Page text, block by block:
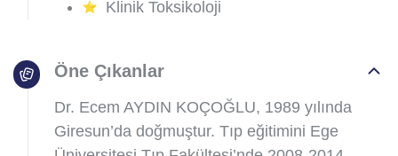
Klinik Toksikoloji
Öne Çıkanlar
Dr. Ecem AYDIN KOÇOĞLU, 1989 yılında
Giresun’da doğmuştur. Tıp eğitimini Ege